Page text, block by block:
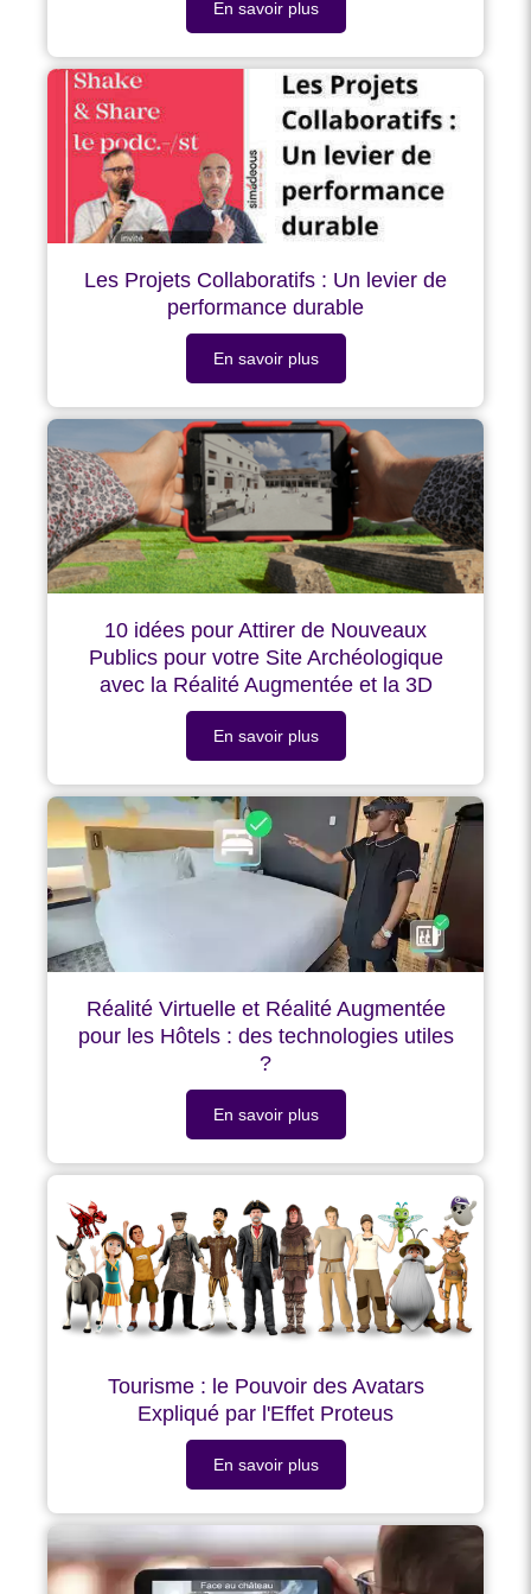
En savoir plus
Les Projets Collaboratifs : Un levier de
performance durable
En savoir plus
10 idées pour Attirer de Nouveaux
Publics pour votre Site Archéologique
avec la Réalité Augmentée et la 3D
En savoir plus
Réalité Virtuelle et Réalité Augmentée
pour les Hôtels : des technologies utiles
?
En savoir plus
Tourisme : le Pouvoir des Avatars
Expliqué par l'Effet Proteus
En savoir plus